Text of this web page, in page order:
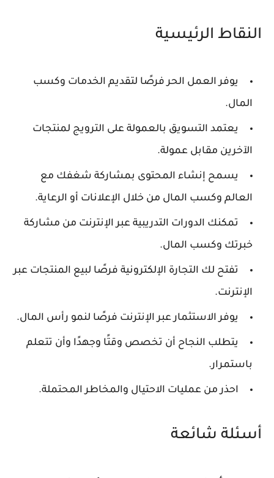
النقاط الرئيسية
يوفر العمل الحر فرصًا لتقديم الخدمات وكسب
المال.
يعتمد التسويق بالعمولة على الترويج لمنتجات
الآخرين مقابل عمولة.
يسمح إنشاء المحتوى بمشاركة شغفك مع
العالم وكسب المال من خلال الإعلانات أو الرعاية.
تمكنك الدورات التدريبية عبر الإنترنت من مشاركة
خبرتك وكسب المال.
تفتح لك التجارة الإلكترونية فرصًا لبيع المنتجات عبر
الإنترنت.
يوفر الاستثمار عبر الإنترنت فرصًا لنمو رأس المال.
يتطلب النجاح أن تخصص وقتًا وجهدًا وأن تتعلم
باستمرار.
احذر من عمليات الاحتيال والمخاطر المحتملة.
أسئلة شائعة